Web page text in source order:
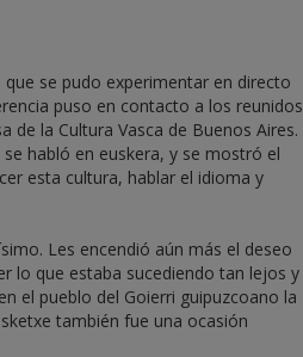
se pudo experimentar en directo
puso en contacto a los reunidos
de la Cultura Vasca de Buenos Aires.
habló en euskera, y se mostró el
esta cultura, hablar el idioma y
Les encendió aún más el deseo
lo que estaba sucediendo tan lejos y
el pueblo del Goierri guipuzcoano la
también fue una ocasión